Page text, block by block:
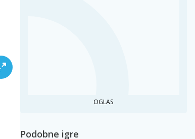
OGLAS
Podobne igre